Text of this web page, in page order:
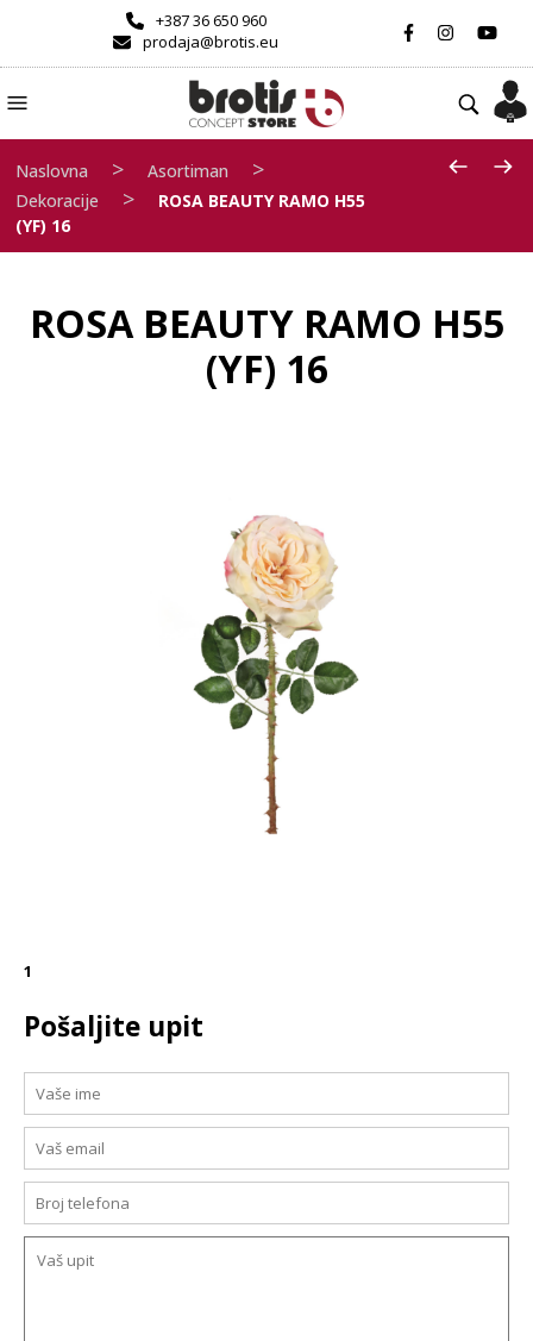
+387 36 650 960
prodaja@brotis.eu
Naslovna > Asortiman >
Dekoracije >
ROSA BEAUTY RAMO H55
(YF) 16
ROSA BEAUTY RAMO H55
(YF) 16
1
Pošaljite upit